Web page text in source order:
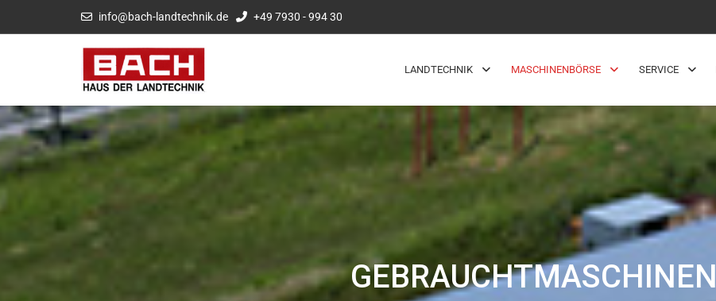
info@bach-landtechnik.de +49 7930 - 994 30
LANDTECHNIK MASCHINENBÖRSE SERVICE
GEBRAUCHTMASCHINEN